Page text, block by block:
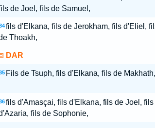
de Joel, fils de Samuel,
fils d'Elkana, fils de Jerokham, fils d'Eliel,
Thoakh,
DAR
Fils de Tsuph, fils d'Elkana, fils de Makhath,
fils d'Amasçai, fils d'Elkana, fils de Joel, fils
fils de Sophonie,